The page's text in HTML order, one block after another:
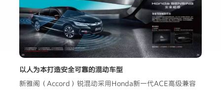
以人为本打造安全可靠的混动车型
新雅阁（Accord）锐混动采用Honda新一代ACE高级兼容